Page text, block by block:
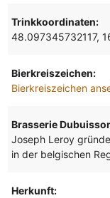
Trinkkoordinaten:
48.097345732117,
Bierkreiszeichen:
Bierkreiszeichen
Brasserie
Joseph Leroy
in der belgischen
Herkunft: